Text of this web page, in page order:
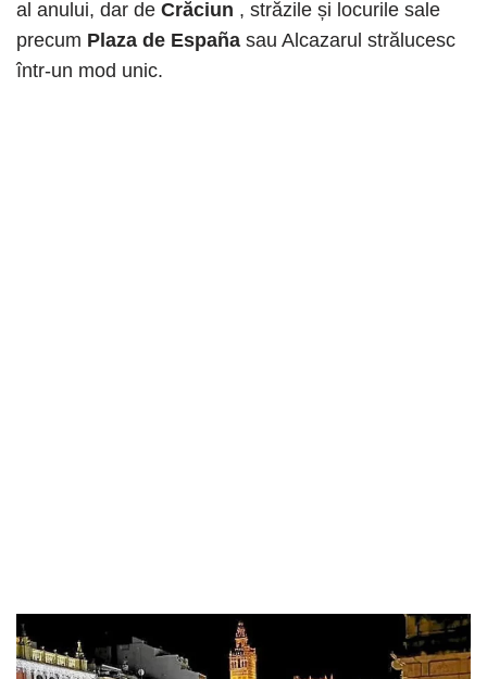
al anului, dar de Crăciun , străzile și locurile sale
precum Plaza de España sau Alcazarul strălucesc
într-un mod unic.